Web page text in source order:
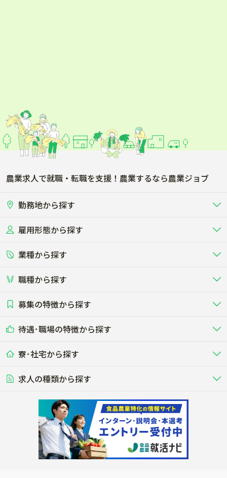
農業求人で就職・転職を支援！農業するなら農業ジョブ
勤務地から探す
北海道
関東
東海
雇用形態から探す
正社員 バイト・アルバイト・パート
短期アルバイト
その他（独立・副業など）
業種から探す
畜産（酪農･肉牛･養豚･養鶏など）
酪農
する牧場
養豚
る養豚場
レースで活躍する馬の手入れや子馬
その他畜産
その他動物の畜産業（羊、ウズラな
ど）
畑・圃場で野菜・穀物を生産 ビニールハウスで多様な野菜の生産
稲作
ビニールハウスで観賞用植物の栽
植物工場
環境制御された工場で野菜の生産管
理
農業資材･肥料
農場設備・肥料・飼料の生産・流
農業用の機械・機材の開発・販
流通･商社
農産物・農産品の物流・卸し・輸出
入
製造･加工･販売 福祉
その他業種
木材の植林・伐採・加工、または
漁業･養殖
魚介類の採捕・養殖、または水産加
工場
職種から探す
農場･牧場･現場職
専門職（獣医師･人工授精師･
研究･開発 WEB･IT
その他職種
募集の特徴から探す
未経験歓迎
学歴不問
50代採用実績あり
AT免許OK
内定まで最短1週間 管理者･幹部採用
待遇･職場の特徴から探す
社会保険完備
食事補助あり
年間休日100日以上
経験者優遇 独立支援可能
寮･社宅から探す
単身寮あり
寮･社宅相談可
求人の種類から探す
転職おまかせ求人